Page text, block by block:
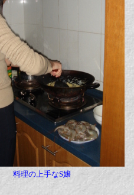
料理の上手なS嬢